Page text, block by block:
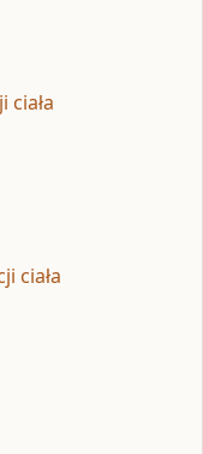
ciała
ciała